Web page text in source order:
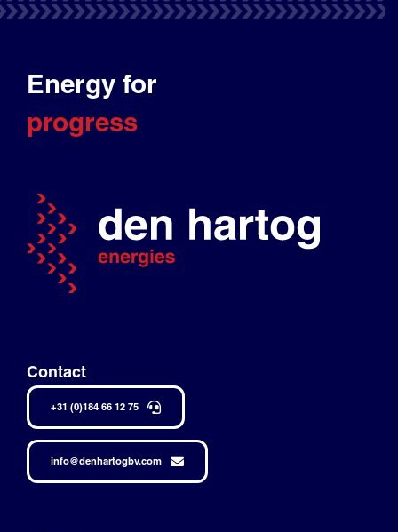
Energy for
progress
Contact
+31 (0)184 66 12 75
info@denhartogbv.com